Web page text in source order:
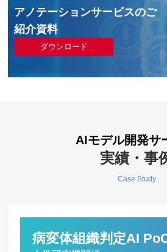
アノテーションサービスのご
紹介資料
ダウンロード
AIモデル開発サ
実績・事
Case Study
病変体組織判定AI